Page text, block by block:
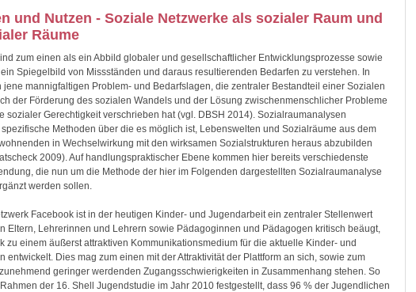
und Nutzen - Soziale Netzwerke als sozialer Raum und
Räume
zum einen als ein Abbild globaler und gesellschaftlicher Entwicklungsprozesse sowie
Spiegelbild von Missständen und daraus resultierenden Bedarfen zu verstehen. In
jene mannigfaltigen Problem- und Bedarfslagen, die zentraler Bestandteil einer Sozialen
der Förderung des sozialen Wandels und der Lösung zwischenmenschlicher Probleme
sozialer Gerechtigkeit verschrieben hat (vgl. DBSH 2014). Sozialraumanalysen
Methoden über die es möglich ist, Lebenswelten und Sozialräume aus dem
in Wechselwirkung mit den wirksamen Sozialstrukturen heraus abzubilden
2009). Auf handlungspraktischer Ebene kommen hier bereits verschiedenste
die nun um die Methode der hier im Folgenden dargestellten Sozialraumanalyse
werden sollen.
Facebook ist in der heutigen Kinder- und Jugendarbeit ein zentraler Stellenwert
Eltern, Lehrerinnen und Lehrern sowie Pädagoginnen und Pädagogen kritisch beäugt,
zu einem äußerst attraktiven Kommunikationsmedium für die aktuelle Kinder- und
entwickelt. Dies mag zum einen mit der Attraktivität der Plattform an sich, sowie zum
geringer werdenden Zugangsschwierigkeiten in Zusammenhang stehen. So
der 16. Shell Jugendstudie im Jahr 2010 festgestellt, dass 96 % der Jugendlichen